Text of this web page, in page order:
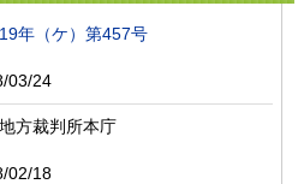
年（ケ）第457号
03/24
方裁判所本庁
02/18